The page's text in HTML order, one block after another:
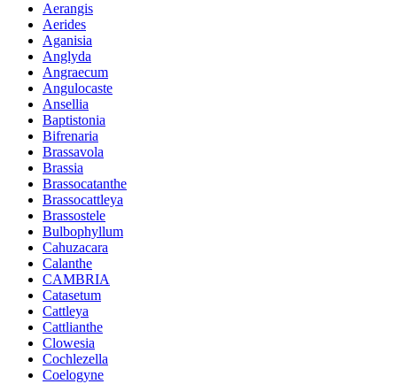
Aerangis
Aerides
Aganisia
Anglyda
Angraecum
Angulocaste
Ansellia
Baptistonia
Bifrenaria
Brassavola
Brassia
Brassocatanthe
Brassocattleya
Brassostele
Bulbophyllum
Cahuzacara
Calanthe
CAMBRIA
Catasetum
Cattleya
Cattlianthe
Clowesia
Cochlezella
Coelogyne